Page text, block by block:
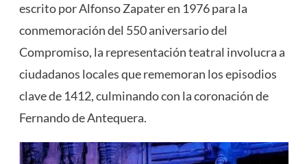
escrito por Alfonso Zapater en 1976 para la
conmemoración del 550 aniversario del
Compromiso, la representación teatral involucra a
ciudadanos locales que rememoran los episodios
clave de 1412, culminando con la coronación de
Fernando de Antequera.